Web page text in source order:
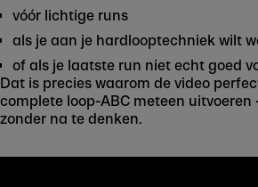
vóór lichtige runs
als je aan je hardlooptechniek wilt
of als je laatste run niet echt goed
Dat is precies waarom de video
complete loop-ABC meteen uitvoeren
zonder na te denken.